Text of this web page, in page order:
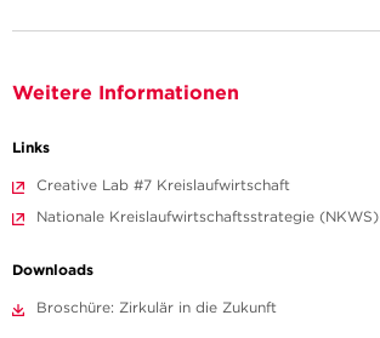
Weitere Informationen
Links
Creative Lab #7 Kreislaufwirtschaft
Nationale Kreislaufwirtschaftsstrategie (NKWS)
Downloads
Broschüre: Zirkulär in die Zukunft